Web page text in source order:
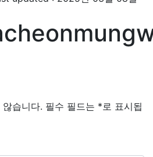
습니다. 필수 필드는 *로 표시됩